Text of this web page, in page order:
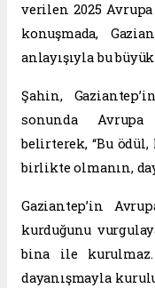
verilen 2025
konuşmada,
anlayışıyla bu
Şahin,
sonunda Avrupa
belirterek, “Bu
birlikte olmanın,
Gaziantep’in
kurduğunu
bina ile
dayanışmayla